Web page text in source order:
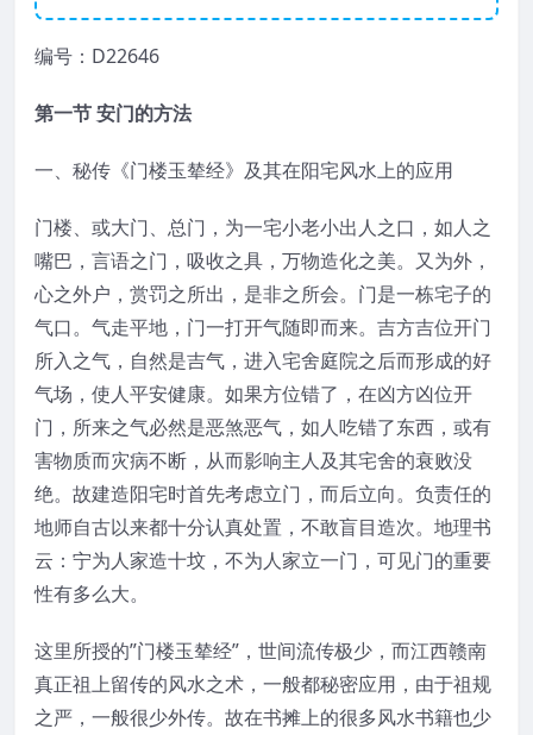
编号：D22646
第一节 安门的方法
一、秘传《门楼玉辇经》及其在阳宅风水上的应用
门楼、或大门、总门，为一宅小老小出人之口，如人之
嘴巴，言语之门，吸收之具，万物造化之美。又为外，
心之外户，赏罚之所出，是非之所会。门是一栋宅子的
气口。气走平地，门一打开气随即而来。吉方吉位开门
所入之气，自然是吉气，进入宅舍庭院之后而形成的好
气场，使人平安健康。如果方位错了，在凶方凶位开
门，所来之气必然是恶煞恶气，如人吃错了东西，或有
害物质而灾病不断，从而影响主人及其宅舍的衰败没
绝。故建造阳宅时首先考虑立门，而后立向。负责任的
地师自古以来都十分认真处置，不敢盲目造次。地理书
云：宁为人家造十坟，不为人家立一门，可见门的重要
性有多么大。
这里所授的”门楼玉辇经”，世间流传极少，而江西赣南
真正祖上留传的风水之术，一般都秘密应用，由于祖规
之严，一般很少外传。故在书摊上的很多风水书籍也少